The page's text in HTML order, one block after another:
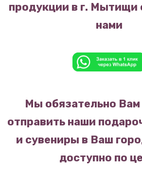
продукции в г. Мытищи
нами
Мы обязательно
отправить наши
и сувениры в Ваш
доступно по